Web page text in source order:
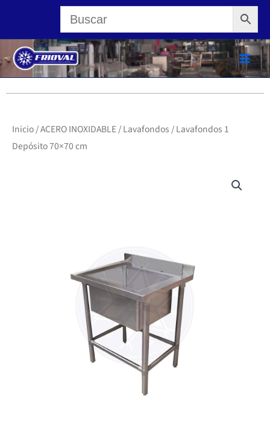
contenido
Inicio/ACERO INOXIDABLE/Lavafondos/ Lavafondos 1
Depósito 70×70 cm